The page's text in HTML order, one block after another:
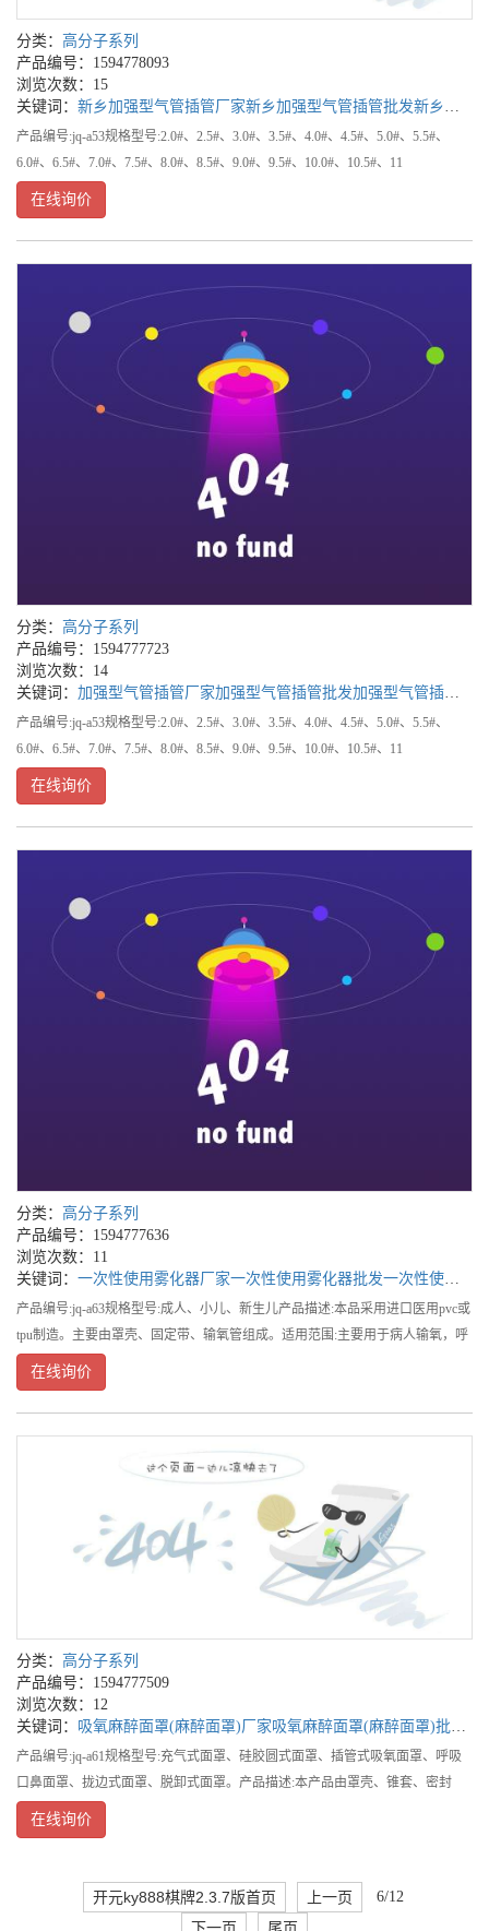
分类： 高分子系列
产品编号：1594778093
浏览次数：15
关键词： 新乡加强型气管插管厂家新乡加强型气管插管批发新乡加强型气管插管公司
产品编号:jq-a53规格型号:2.0#、2.5#、3.0#、3.5#、4.0#、4.5#、5.0#、5.5#、
6.0#、6.5#、7.0#、7.5#、8.0#、8.5#、9.0#、9.5#、10.0#、10.5#、11
在线询价
分类： 高分子系列
产品编号：1594777723
浏览次数：14
关键词： 加强型气管插管厂家加强型气管插管批发加强型气管插管公司
产品编号:jq-a53规格型号:2.0#、2.5#、3.0#、3.5#、4.0#、4.5#、5.0#、5.5#、
6.0#、6.5#、7.0#、7.5#、8.0#、8.5#、9.0#、9.5#、10.0#、10.5#、11
在线询价
分类： 高分子系列
产品编号：1594777636
浏览次数：11
关键词： 一次性使用雾化器厂家一次性使用雾化器批发一次性使用雾化器公司
产品编号:jq-a63规格型号:成人、小儿、新生儿产品描述:本品采用进口医用pvc或
tpu制造。主要由罩壳、固定带、输氧管组成。适用范围:主要用于病人输氧，呼
吸道肺部感染的治疗。一次性使用雾化器厂家,一次性使用雾化器批发,一次性使
用雾化器
在线询价
分类： 高分子系列
产品编号：1594777509
浏览次数：12
关键词：
吸氧麻醉面罩(麻醉面罩)厂家 吸氧麻醉面罩(麻醉面罩)批发
产品编号:jq-a61规格型号:充气式面罩、硅胶圆式面罩、插管式吸氧面罩、呼吸
口鼻面罩、拢边式面罩、脱卸式面罩。产品描述:本产品由罩壳、锥套、密封
垫、密封盖、充气口、波纹管、接头中全部或部分组件组成。另外，各.种面罩
的辅助配件还有挂钩和固
在线询价
开元ky888棋牌2.3.7版首页 上一页 6/12
下一页 尾页